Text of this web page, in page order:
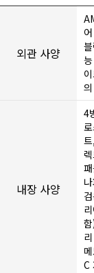
외관 사양
내장 사양
4
C